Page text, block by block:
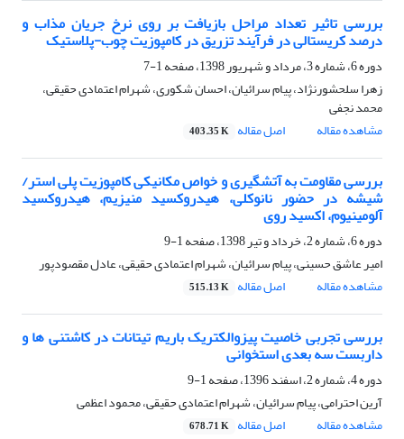
بررسی تاثیر تعداد مراحل بازیافت بر روی نرخ جریان مذاب و
درصد کریستالی در فرآیند تزریق در کامپوزیت چوب-پلاستیک
دوره 6، شماره 3، مرداد و شهریور 1398، صفحه
1-7
زهرا سلحشورنژاد، پیام سرائیان، احسان شکوری، شهرام اعتمادی حقیقی،
محمد نجفی
مشاهده مقاله
اصل مقاله 403.35 K
بررسی مقاومت به آتشگیری و خواص مکانیکی کامپوزیت پلی استر/
شیشه در حضور نانوکلی، هیدروکسید منیزیم، هیدروکسید
آلومینیوم، اکسید روی
دوره 6، شماره 2، خرداد و تیر 1398، صفحه
1-9
امیر عاشق حسینی، پیام سرائیان، شهرام اعتمادی حقیقی، عادل مقصودپور
مشاهده مقاله
اصل مقاله 515.13 K
بررسی تجربی خاصیت پیزوالکتریک باریم تیتانات در کاشتنی ها و
داربست سه بعدی استخوانی
دوره 4، شماره 2، اسفند 1396، صفحه
1-9
آرین احترامی، پیام سرائیان، شهرام اعتمادی حقیقی، محمود اعظمی
مشاهده مقاله
اصل مقاله 678.71 K